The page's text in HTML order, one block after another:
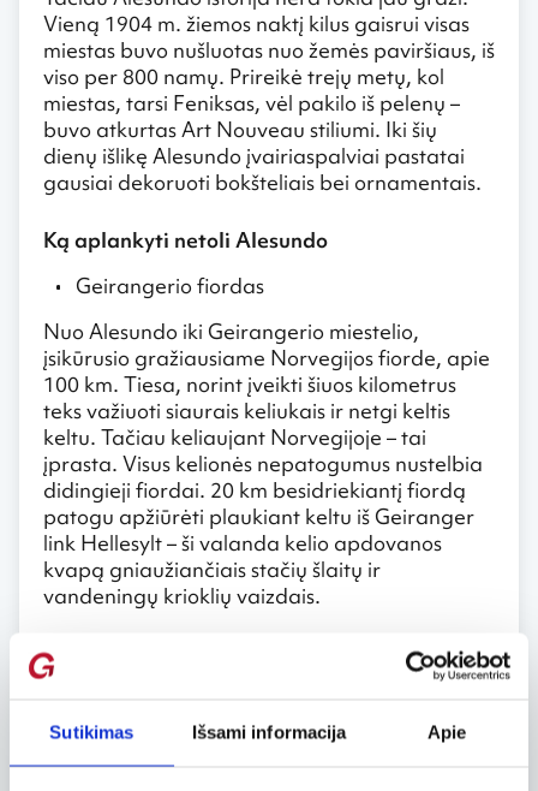
Sutikimas Išsami informacija Apie
Vieną 1904 m. žiemos naktį kilus gaisrui visas
miestas buvo nušluotas nuo žemės paviršiaus, iš
viso per 800 namų. Prireikė trejų metų, kol
miestas, tarsi Feniksas, vėl pakilo iš pelenų –
buvo atkurtas Art Nouveau stiliumi. Iki šių
dienų išlikę Alesundo įvairiaspalviai pastatai
gausiai dekoruoti bokšteliais bei ornamentais.
Ką aplankyti netoli Alesundo
Geirangerio fiordas
Nuo Alesundo iki Geirangerio miestelio,
įsikūrusio gražiausiame Norvegijos fiorde, apie
100 km. Tiesa, norint įveikti šiuos kilometrus
teks važiuoti siaurais keliukais ir netgi keltis
keltu. Tačiau keliaujant Norvegijoje – tai
įprasta. Visus kelionės nepatogumus nustelbia
didingieji fiordai. 20 km besidriekiantį fiordą
patogu apžiūrėti plaukiant keltu iš Geiranger
link Hellesylt – ši valanda kelio apdovanos
kvapą gniaužiančiais stačių šlaitų ir
vandeningų krioklių vaizdais.
Vos už keliolikos minučių kelio automobiliu nuo
pastatytas 1876 m., o šalia glaudžiasi žvejų
kaimelis. Važiuodami link Alnes prasukite pro